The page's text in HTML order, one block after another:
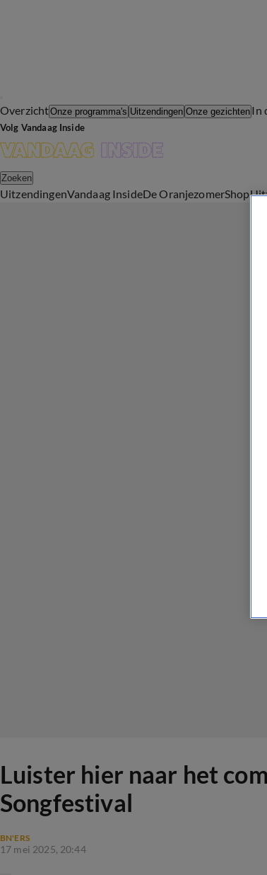
OverzichtOnze programma's Uitzendingen Onze gezichten In
Volg Vandaag Inside
Zoeken
UitzendingenVandaag InsideDe OranjezomerShop
Luister hier naar het
Songfestival
BN'ERS
17 mei 2025, 20:44